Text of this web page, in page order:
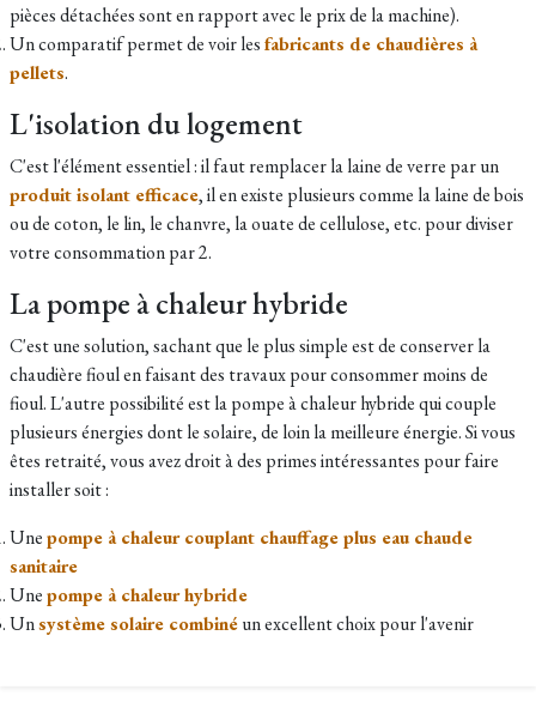
pièces détachées sont en rapport avec le prix de la machine).
Un comparatif permet de voir lesfabricants de chaudières à
pellets.
L'isolation du logement
C'est l'élément essentiel : il faut remplacer la laine de verre par un
produit isolant efficace, il en existe plusieurs comme la laine de bois
ou de coton, le lin, le chanvre, la ouate de cellulose, etc. pour diviser
votre consommation par 2.
La pompe à chaleur hybride
C'est une solution, sachant que le plus simple est de conserver la
chaudière fioul en faisant des travaux pour consommer moins de
fioul. L'autre possibilité est la pompe à chaleur hybride qui couple
plusieurs énergies dont le solaire, de loin la meilleure énergie. Si vous
êtes retraité, vous avez droit à des primes intéressantes pour faire
installer soit :
Unepompe à chaleur couplant chauffage plus eau chaude
sanitaire
Unepompe à chaleur hybride
Unsystème solaire combinéun excellent choix pour l'avenir